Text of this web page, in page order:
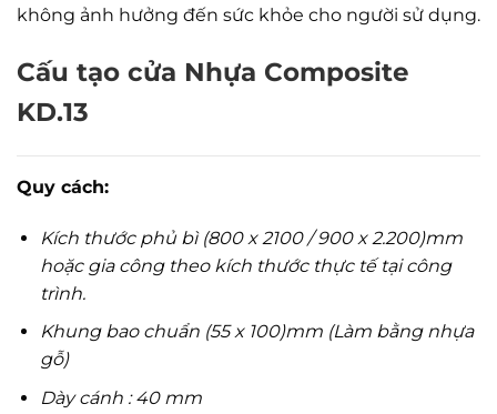
không ảnh hưởng đến sức khỏe cho người sử dụng.
Cấu tạo cửa Nhựa Composite
KD.13
Quy cách:
Kích thước phủ bì (800 x 2100 / 900 x 2.200)mm
hoặc gia công theo kích thước thực tế tại công
trình.
Khung bao chuẩn (55 x 100)mm (Làm bằng nhựa
gỗ)
Dày cánh : 40 mm